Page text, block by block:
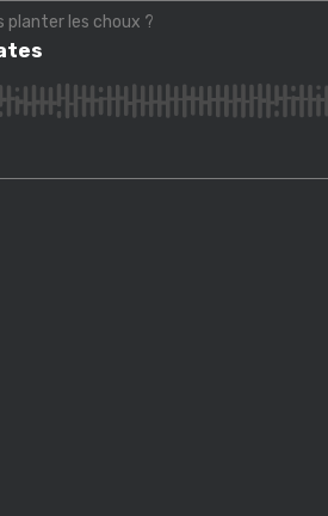
planter les choux ?